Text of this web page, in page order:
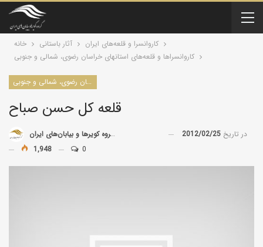
خانه آثار باستانی
کاروانسرا و قلعه‌های ایران
کاروانسراها و قلعه‌های استانهای خراسان رضوی، شمالی و جنوبی
کاروانسراها و قلعه‌های استانهای خراسان رضوی، شمالی و جنوبی
قلعه کل حسن صباح
توسط گروه کویرها و بیابان‌های ایران در تاریخ 2012/02/25
1,948
0